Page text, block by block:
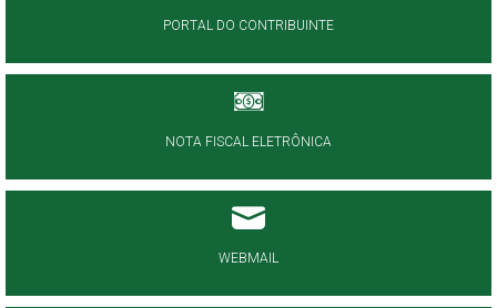
PORTAL DO CONTRIBUINTE
NOTA FISCAL ELETRÔNICA
WEBMAIL